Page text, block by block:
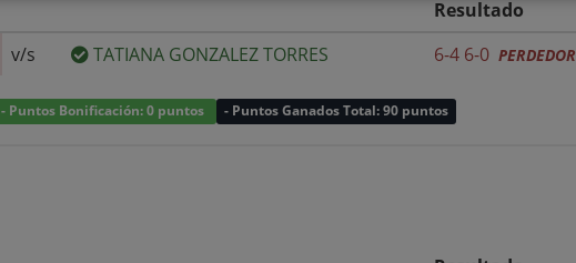
Resultado
v/s TATIANA GONZALEZ TORRES 6-4 6-0 PERDEDOR
- Puntos Bonificación: 0 puntos - Puntos Ganados Total: 90 puntos